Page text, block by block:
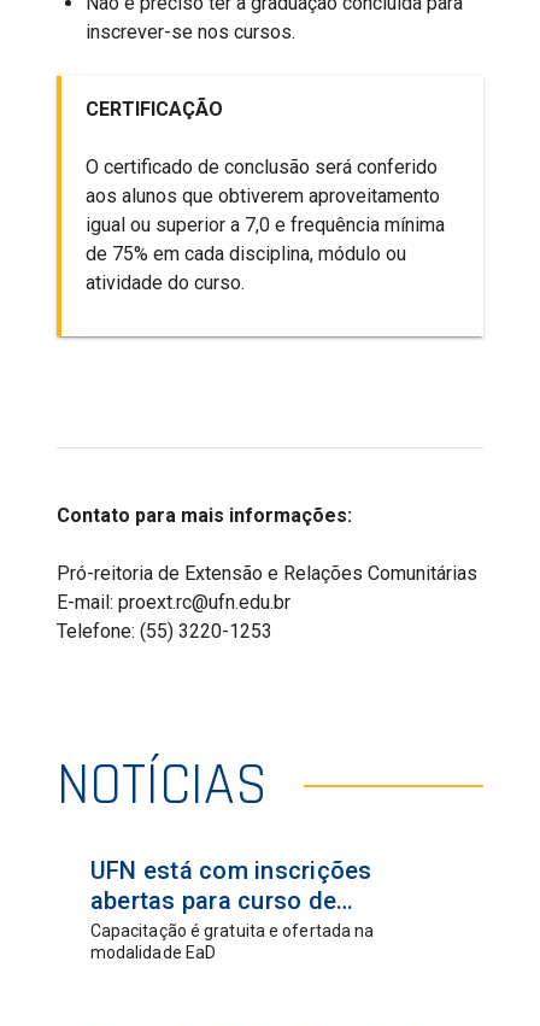
inscrever-se nos cursos.
CERTIFICAÇÃO
O certificado de conclusão será conferido
aos alunos que obtiverem aproveitamento
igual ou superior a 7,0 e frequência mínima
de 75% em cada disciplina, módulo ou
atividade do curso.
Contato para mais informações:
Pró-reitoria de Extensão e Relações Comunitárias
E-mail: proext.rc@ufn.edu.br
Telefone: (55) 3220-1253
NOTÍCIAS
02 jun
2026
UFN está com inscrições
abertas para curso de
educação religiosa na
Educação Infantil
Capacitação é gratuita e ofertada na
modalidade EaD